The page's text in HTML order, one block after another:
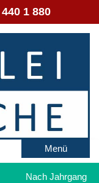
1 880
Menü
Nach Jahrgang